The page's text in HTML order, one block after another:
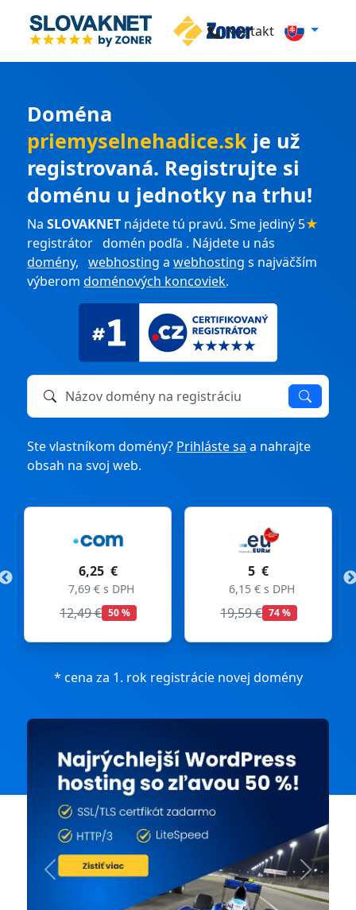
Kontakt
Doména
priemyselnehadice.sk je už
registrovaná. Registrujte si
doménu u jednotky na trhu!
NaSLOVAKNET nájdete tú pravú. Sme jediný 5★
registrátor domén podľa . Nájdete u nás
domény,webhosting awebhosting s najväčším
výberomdoménových koncoviek.
Názov domény na registráciu alebo prevod
Ste vlastníkom domény? Prihláste sa a nahrajte
obsah na svoj web.
6,25 €
7,69 € s DPH
12,49 € 50 %
5 €
6,15 € s DPH
19,59 € 74 %
* cena za 1. rok registrácie novej domény
Previous Next